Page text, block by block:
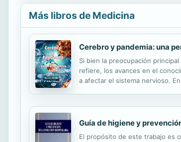
Más libros de Medicina
Cerebro y pandemia: una
Si bien la preocupación
refiere, los avances en el
a afectar el sistema nervioso.
Guía de higiene y
El propósito de este trabajo es